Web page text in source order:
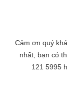
Cảm ơn quý
nhất, bạn có
121 5995